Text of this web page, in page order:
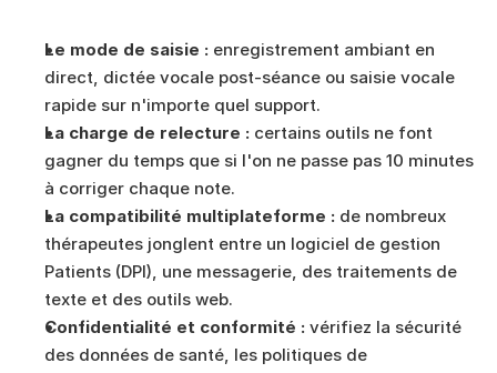
Le mode de saisie : enregistrement ambiant en
direct, dictée vocale post-séance ou saisie vocale
rapide sur n'importe quel support.
La charge de relecture : certains outils ne font
gagner du temps que si l'on ne passe pas 10 minutes
à corriger chaque note.
La compatibilité multiplateforme : de nombreux
thérapeutes jonglent entre un logiciel de gestion
Patients (DPI), une messagerie, des traitements de
texte et des outils web.
Confidentialité et conformité : vérifiez la sécurité
des données de santé, les politiques de